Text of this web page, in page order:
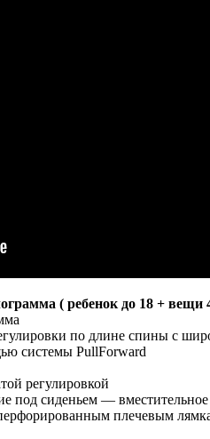
( ребенок до 18 + вещи
по длине спины с
системы PullForward
регулировкой
под сиденьем —
плечевым